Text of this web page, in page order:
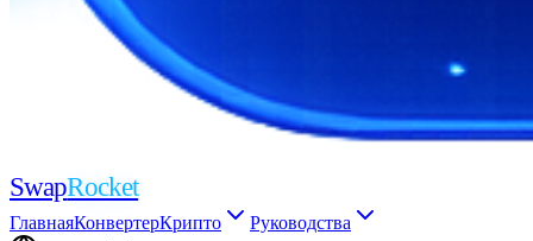
SwapRocket
ГлавнаяКонвертерКрипто
Руководства